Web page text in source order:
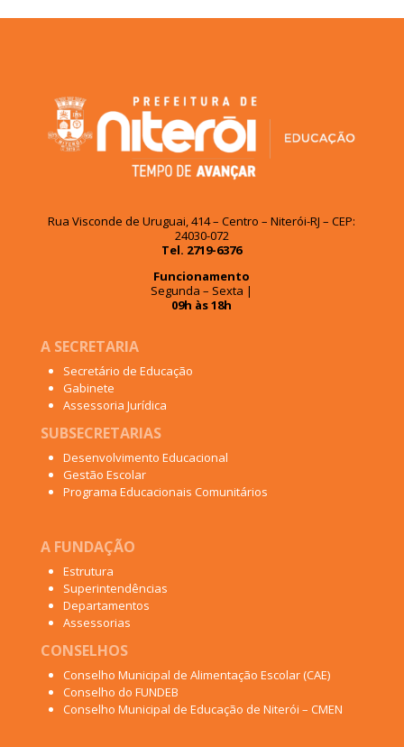
Rua Visconde de Uruguai, 414 – Centro – Niterói-RJ – CEP:
24030-072
Tel. 2719-6376
Funcionamento
Segunda – Sexta |
09h às 18h
A SECRETARIA
Secretário de Educação
Gabinete
Assessoria Jurídica
SUBSECRETARIAS
Desenvolvimento Educacional
Gestão Escolar
Programa Educacionais Comunitários
A FUNDAÇÃO
Estrutura
Superintendências
Departamentos
Assessorias
CONSELHOS
Conselho Municipal de Alimentação Escolar (CAE)
Conselho do FUNDEB
Conselho Municipal de Educação de Niterói – CMEN